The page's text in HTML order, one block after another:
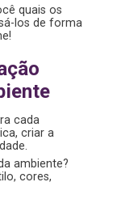
quais os
los de forma
cada
criar a
ambiente?
cores,